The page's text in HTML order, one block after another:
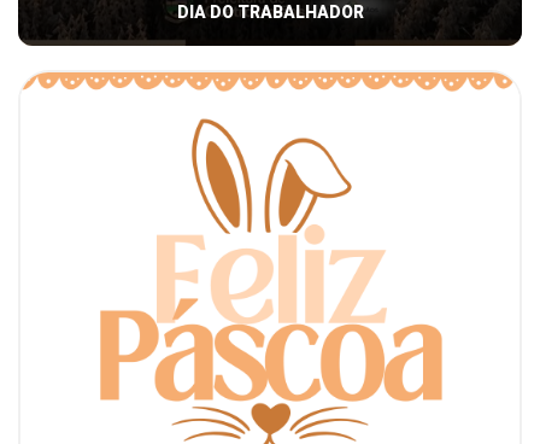
DIA DO TRABALHADOR